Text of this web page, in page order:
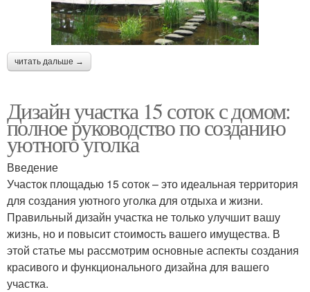
читать дальше →
Дизайн участка 15 соток с домом:
полное руководство по созданию
уютного уголка
Введение
Участок площадью 15 соток – это идеальная территория
для создания уютного уголка для отдыха и жизни.
Правильный дизайн участка не только улучшит вашу
жизнь, но и повысит стоимость вашего имущества. В
этой статье мы рассмотрим основные аспекты создания
красивого и функционального дизайна для вашего
участка.